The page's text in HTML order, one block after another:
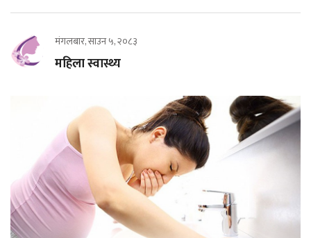
मंगलबार, साउन ५, २०८३
महिला स्वास्थ्य